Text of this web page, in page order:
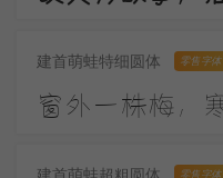
建首萌蛙特细圆体 零售字体
建首萌蛙超粗圆体 零售字体